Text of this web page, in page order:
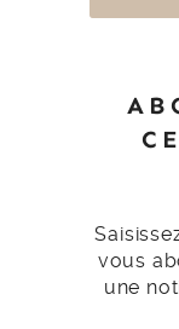
vous
une